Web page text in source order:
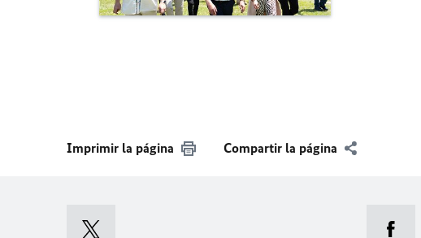
Imprimir la página Compartir la página